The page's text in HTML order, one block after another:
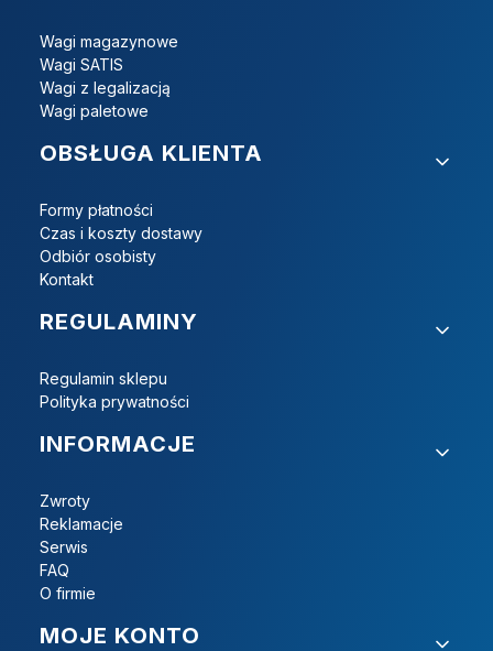
Wagi magazynowe
Wagi SATIS
Wagi z legalizacją
Wagi paletowe
OBSŁUGA KLIENTA
Formy płatności
Czas i koszty dostawy
Odbiór osobisty
Kontakt
REGULAMINY
Regulamin sklepu
Polityka prywatności
INFORMACJE
Zwroty
Reklamacje
Serwis
FAQ
O firmie
MOJE KONTO